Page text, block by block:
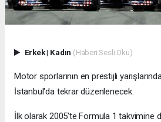
Erkek| Kadın (Haberi Sesli Oku)
Motor sporlarının en prestijli
İstanbul'da tekrar düzenlenecek.
İlk olarak 2005'te Formula 1 takvimine